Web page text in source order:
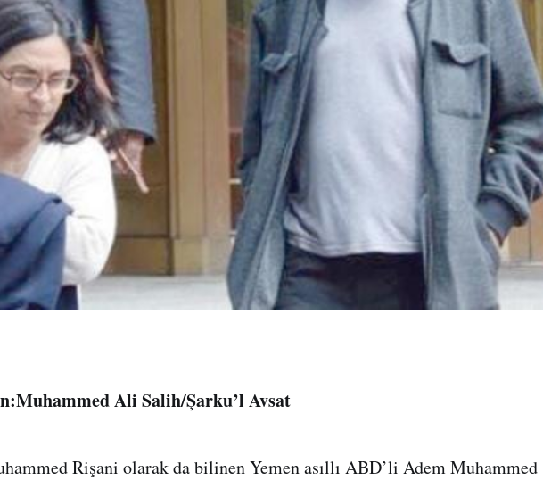
Ali Salih/Şarku’l Avsat
Rişani olarak da bilinen Yemen asıllı ABD’li Adem Muhammed